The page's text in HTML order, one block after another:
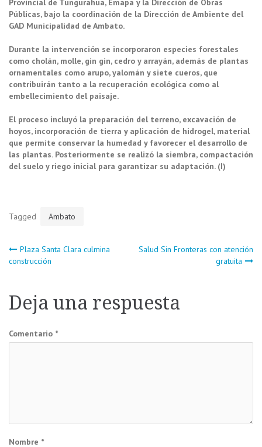
Provincial de Tungurahua, Emapa y la Dirección de Obras
Públicas, bajo la coordinación de la Dirección de Ambiente del
GAD Municipalidad de Ambato.
Durante la intervención se incorporaron especies forestales
como cholán, molle, gin gin, cedro y arrayán, además de plantas
ornamentales como arupo, yalomán y siete cueros, que
contribuirán tanto a la recuperación ecológica como al
embellecimiento del paisaje.
El proceso incluyó la preparación del terreno, excavación de
hoyos, incorporación de tierra y aplicación de hidrogel, material
que permite conservar la humedad y favorecer el desarrollo de
las plantas. Posteriormente se realizó la siembra, compactación
del suelo y riego inicial para garantizar su adaptación. (I)
Tagged Ambato
Navegación
entradas
Plaza Santa Clara culmina
construcción
Salud Sin Fronteras con atención
gratuita
Deja una respuesta
Comentario *
Nombre *